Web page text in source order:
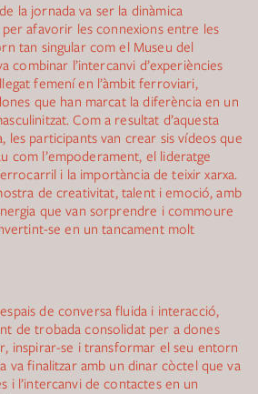
la jornada va ser la dinàmica
per afavorir les connexions entre les
tan singular com el Museu del
combinar l’intercanvi d’experiències
femení en l’àmbit ferroviari,
que han marcat la diferència en un
Com a resultat d’aquesta
les participants van crear sis vídeos que
com l’empoderament, el lideratge
i la importància de teixir xarxa.
de creativitat, talent i emoció, amb
que van sorprendre i commoure
se en un tancament molt
de conversa fluida i interacció,
de trobada consolidat per a dones
inspirar-se i transformar el seu entorn
va finalitzar amb un dinar còctel que va
i l’intercanvi de contactes en un